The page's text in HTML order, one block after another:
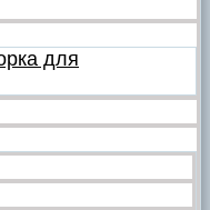
для